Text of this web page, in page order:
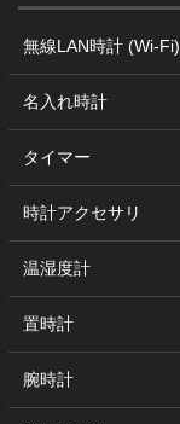
無線LAN時計 (Wi-Fi)
名入れ時計
タイマー
時計アクセサリ
温湿度計
置時計
腕時計